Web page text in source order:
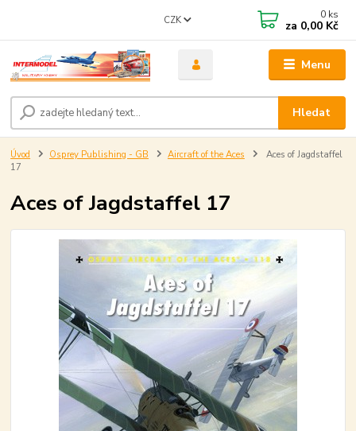
Menu
CZK
Hledat
0 ks
za 0,00 Kč
Úvod Osprey Publishing - GB Aircraft of the Aces
Aces of Jagdstaffel
17
Aces of Jagdstaffel 17